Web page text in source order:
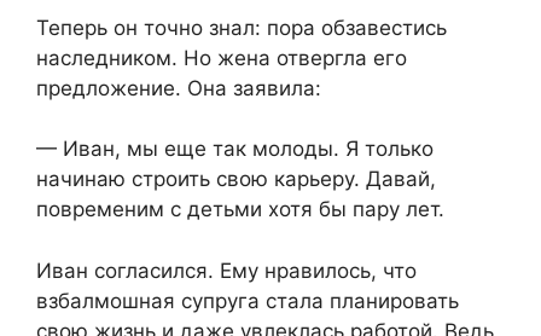
​Теперь он точно знал: пора обзавестись
наследником. Но жена отвергла его
предложение. Она заявила:​
​— Иван, мы еще так молоды. Я только
начинаю строить свою карьеру. Давай,
повременим с детьми хотя бы пару лет.​
​Иван согласился. Ему нравилось, что
взбалмошная супруга стала планировать
свою жизнь и даже увлеклась работой. Ведь